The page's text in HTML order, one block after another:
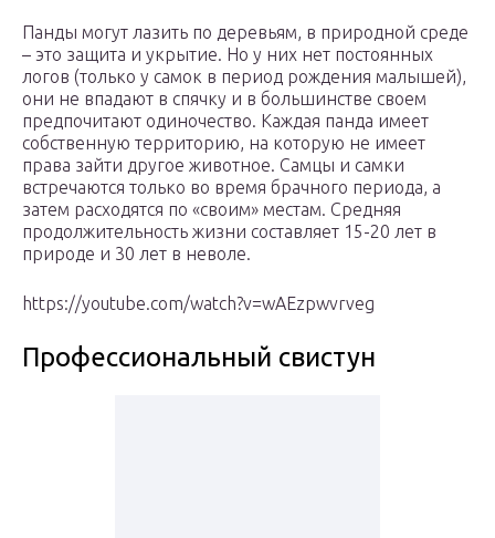
Панды могут лазить по деревьям, в природной среде
– это защита и укрытие. Но у них нет постоянных
логов (только у самок в период рождения малышей),
они не впадают в спячку и в большинстве своем
предпочитают одиночество. Каждая панда имеет
собственную территорию, на которую не имеет
права зайти другое животное. Самцы и самки
встречаются только во время брачного периода, а
затем расходятся по «своим» местам. Средняя
продолжительность жизни составляет 15-20 лет в
природе и 30 лет в неволе.
https://youtube.com/watch?v=wAEzpwvrveg
Профессиональный свистун